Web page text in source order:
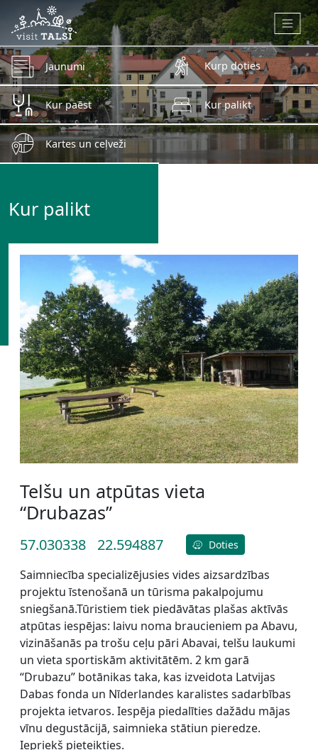
Skip to main content
Jaunumi Kurp doties
Kur paēst Kur palikt
Kartes un ceļveži
Kur palikt
Telšu un atpūtas vieta
“Drubazas”
57.030338 22.594887 Doties
Saimniecība specializējusies vides aizsardzības
projektu īstenošanā un tūrisma pakalpojumu
sniegšanā.Tūristiem tiek piedāvātas plašas aktīvās
atpūtas iespējas: laivu noma braucieniem pa Abavu,
vizināšanās pa trošu ceļu pāri Abavai, telšu laukumi
un vieta sportiskām aktivitātēm. 2 km garā
“Drubazu” botānikas taka, kas izveidota Latvijas
Dabas fonda un Nīderlandes karalistes sadarbības
projekta ietvaros. Iespēja piedalīties dažādu mājas
vīnu degustācijā, saimnieka stātiun pieredze.
Iepriekš pieteikties.